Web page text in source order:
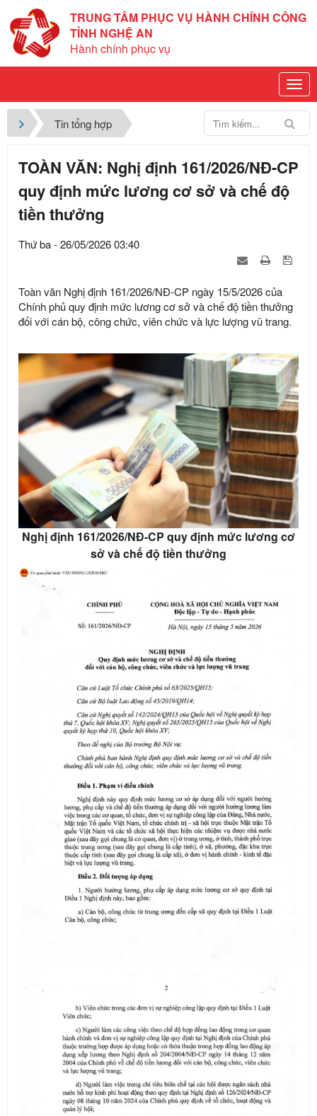
TRUNG TÂM PHỤC VỤ HÀNH CHÍNH CÔNG
TỈNH NGHỆ AN
Hành chính phục vụ
Tin tổng hợp
TOÀN VĂN: Nghị định 161/2026/NĐ-CP
quy định mức lương cơ sở và chế độ
tiền thưởng
Thứ ba - 26/05/2026 03:40
Toàn văn Nghị định 161/2026/NĐ-CP ngày 15/5/2026 của
Chính phủ quy định mức lương cơ sở và chế độ tiền thưởng
đối với cán bộ, công chức, viên chức và lực lượng vũ trang.
Nghị định 161/2026/NĐ-CP quy định mức lương cơ
sở và chế độ tiền thưởng